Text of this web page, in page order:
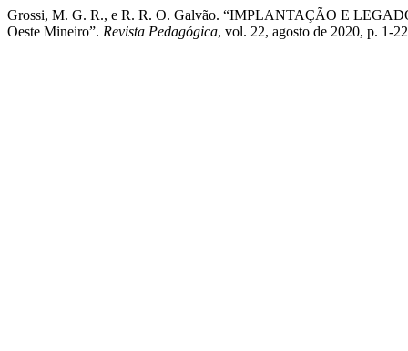
Grossi, M. G. R., e R. R. O. Galvão. “IMPLANTAÇÃO E
Oeste Mineiro”. Revista Pedagógica, vol. 22, agosto de 2020, p. 1-